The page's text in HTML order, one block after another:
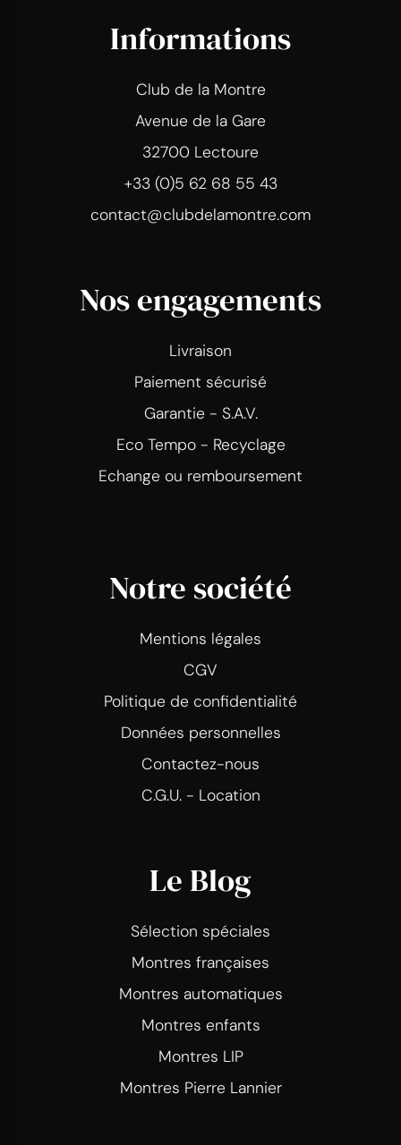
Informations
Club de la Montre
Avenue de la Gare
32700 Lectoure
+33 (0)5 62 68 55 43
contact@clubdelamontre.com
Nos engagements
Livraison
Paiement sécurisé
Garantie - S.A.V.
Eco Tempo - Recyclage
Echange ou remboursement
Notre société
Mentions légales
CGV
Politique de confidentialité
Données personnelles
Contactez-nous
C.G.U. - Location
Le Blog
Sélection spéciales
Montres françaises
Montres automatiques
Montres enfants
Montres LIP
Montres Pierre Lannier